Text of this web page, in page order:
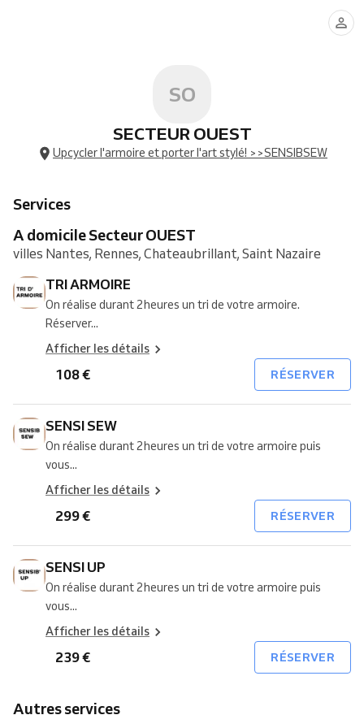
SO
SECTEUR OUEST
Upcycler l'armoire et porter l'art stylé! >>SENSIBSEW
Services
A domicile Secteur OUEST
villes Nantes, Rennes, Chateaubrillant, Saint Nazaire
TRI ARMOIRE
On réalise durant 2heures un tri de votre armoire.
Réserver...
Afficher les détails
108 € RÉSERVER
SENSI SEW
On réalise durant 2heures un tri de votre armoire puis
vous...
Afficher les détails
299 € RÉSERVER
SENSI UP
On réalise durant 2heures un tri de votre armoire puis
vous...
Afficher les détails
239 € RÉSERVER
Autres services